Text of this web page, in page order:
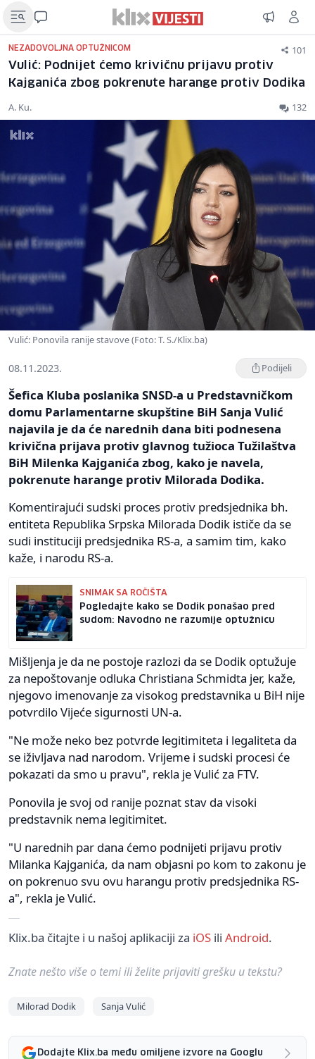
NEZADOVOLJNA OPTUŽNICOM 101
Vulić: Podnijet ćemo krivičnu prijavu protiv
Kajganića zbog pokrenute harange protiv Dodika
A. Ku. 132
Vulić: Ponovila ranije stavove (Foto: T. S./Klix.ba)
08.11.2023. Podijeli
Šefica Kluba poslanika SNSD-a u Predstavničkom
domu Parlamentarne skupštine BiH Sanja Vulić
najavila je da će narednih dana biti podnesena
krivična prijava protiv glavnog tužioca Tužilaštva
BiH Milenka Kajganića zbog, kako je navela,
pokrenute harange protiv Milorada Dodika.
Komentirajući sudski proces protiv predsjednika bh.
entiteta Republika Srpska Milorada Dodik ističe da se
sudi instituciji predsjednika RS-a, a samim tim, kako
kaže, i narodu RS-a.
SNIMAK SA ROČIŠTA
Pogledajte kako se Dodik ponašao pred
sudom: Navodno ne razumije optužnicu
Mišljenja je da ne postoje razlozi da se Dodik optužuje
za nepoštovanje odluka Christiana Schmidta jer, kaže,
njegovo imenovanje za visokog predstavnika u BiH nije
potvrdilo Vijeće sigurnosti UN-a.
"Ne može neko bez potvrde legitimiteta i legaliteta da
se iživljava nad narodom. Vrijeme i sudski procesi će
pokazati da smo u pravu", rekla je Vulić za FTV.
Ponovila je svoj od ranije poznat stav da visoki
predstavnik nema legitimitet.
"U narednih par dana ćemo podnijeti prijavu protiv
Milanka Kajganića, da nam objasni po kom to zakonu je
on pokrenuo svu ovu harangu protiv predsjednika RS-
a", rekla je Vulić.
Klix.ba čitajte i u našoj aplikaciji za iOS ili Android.
Znate nešto više o temi ili želite prijaviti grešku u tekstu?
Milorad Dodik Sanja Vulić
Dodajte Klix.ba među omiljene izvore na Googlu